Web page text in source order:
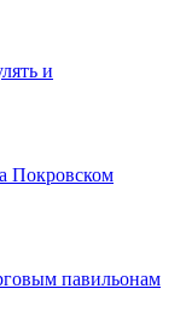
и
Покровском
павильонам